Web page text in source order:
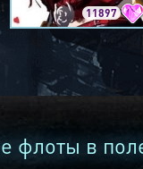
11897
флоты в